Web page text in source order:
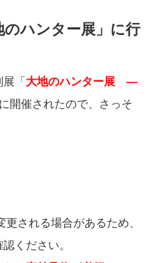
のハンター展」に行
「 大地のハンター展 ―
開催されたので、さっそ
される場合があるため、
ください。